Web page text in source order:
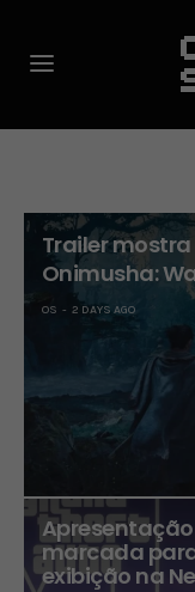
Trailer
Onimusha:
OS 2 DAYS AGO
marcada
exibição na